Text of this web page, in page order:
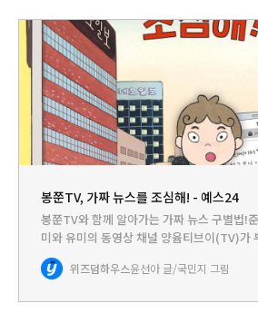
봉쭌TV, 가짜 뉴스를 조심해! - 예스24
봉쭌TV와 함께 알아가는 가짜 뉴스 구별법!
미와 유미의 동영상 채널 양윰티브이(TV)가
크리에이터가 되고 싶거든요. 그래서 삼촌과
기에 도전! 그런데 큰일났어요. 양윰TV와 관
위즈덤하우스윤선아 글/국민지 그림